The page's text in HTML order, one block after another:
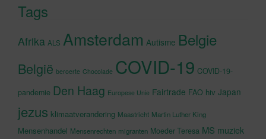
Tags
Afrika ALS Amsterdam Autisme Belgie
België beroerte Chocolade COVID-19 COVID-19-
pandemie Den Haag Europese Unie Fairtrade FAO hiv Japan
jezus klimaatverandering Maastricht Martin Luther King
Mensenhandel Mensenrechten migranten Moeder Teresa MS muziek